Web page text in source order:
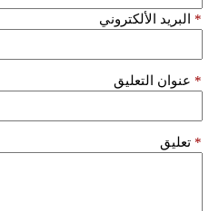
البريد الألكتروني *
عنوان التعليق *
تعليق *